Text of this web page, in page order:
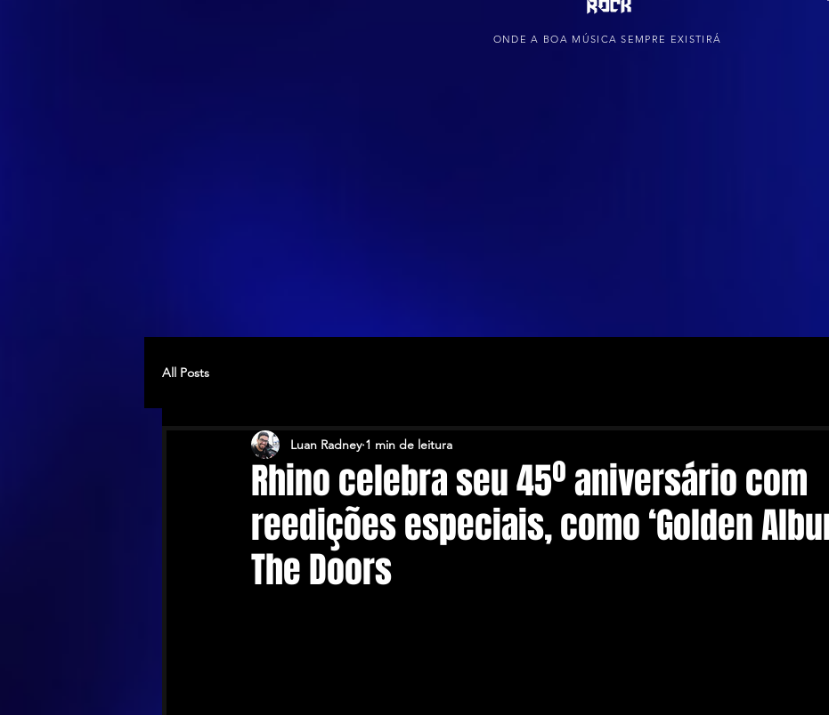
ONDE A BOA MÚSICA SEMPRE EXISTIRÁ
All Posts
Rhino celebra seu 45º aniversário com
reedições especiais, como ‘Golden
The Doors
Luan Radney 1 min de leitura